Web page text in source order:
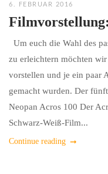
6. FEBRUAR 2016
Um euch die Wahl des
zu erleichtern möchten
vorstellen und je ein paar
gemacht wurden. Der
Neopan Acros 100 Der
Schwarz-Weiß-Film...
Continue reading